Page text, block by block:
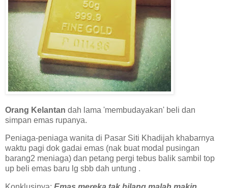
Orang Kelantan dah lama 'membudayakan' beli dan
simpan emas rupanya.
Peniaga-peniaga wanita di Pasar Siti Khadijah khabarnya
waktu pagi dok gadai emas (nak buat modal pusingan
barang2 meniaga) dan petang pergi tebus balik sambil top
up beli emas baru lg sbb dah untung .